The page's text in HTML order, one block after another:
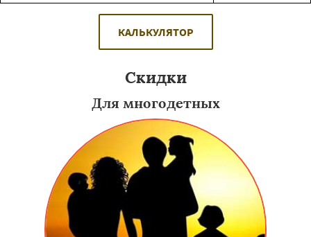
КАЛЬКУЛЯТОР
Скидки
Для многодетных